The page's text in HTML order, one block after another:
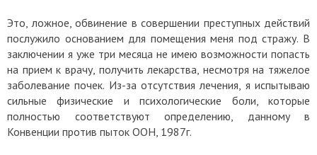
Это, ложное, обвинение в совершении преступных действий
послужило основанием для помещения меня под стражу. В
заключении я уже три месяца не имею возможности попасть
на прием к врачу, получить лекарства, несмотря на тяжелое
заболевание почек. Из-за отсутствия лечения, я испытываю
сильные физические и психологические боли, которые
полностью соответствуют определению, данному в
Конвенции против пыток ООН, 1987г.